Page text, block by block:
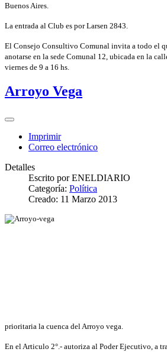
Buenos Aires.
La entrada al Club es por Larsen 2843.
El Consejo Consultivo Comunal invita a todo el
anotarse en la sede Comunal 12, ubicada en la
viernes de 9 a 16 hs.
Arroyo Vega
Imprimir
Correo electrónico
Detalles
Escrito porENELDIARIO
Categoría: Política
Creado: 11 Marzo 2013
prioritaria la cuenca del Arroyo vega.
En el Articulo 2°.- autoriza al Poder Ejecutivo, a